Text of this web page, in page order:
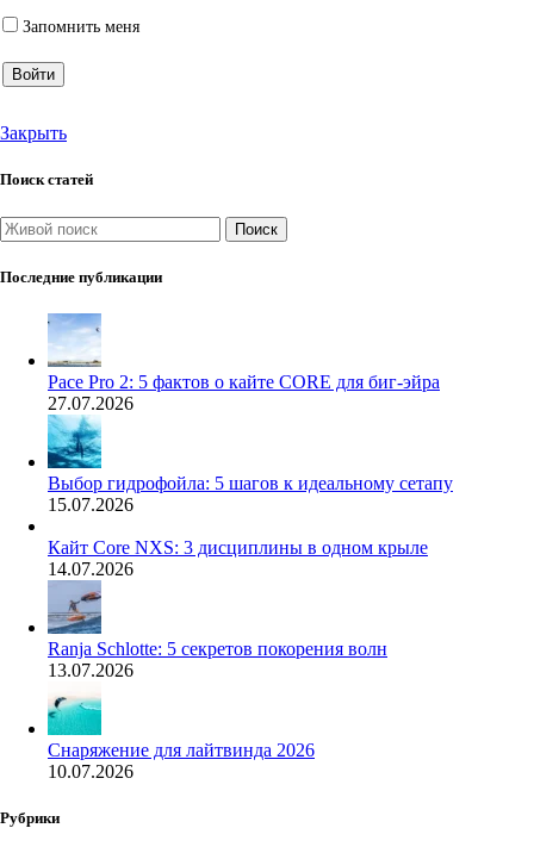
Запомнить меня
Войти
Закрыть
Поиск статей
Поиск
Последние публикации
Pace Pro 2: 5 фактов о кайте CORE для биг-эйра
27.07.2026
Выбор гидрофойла: 5 шагов к идеальному сетапу
15.07.2026
Кайт Core NXS: 3 дисциплины в одном крыле
14.07.2026
Ranja Schlotte: 5 секретов покорения волн
13.07.2026
Снаряжение для лайтвинда 2026
10.07.2026
Рубрики